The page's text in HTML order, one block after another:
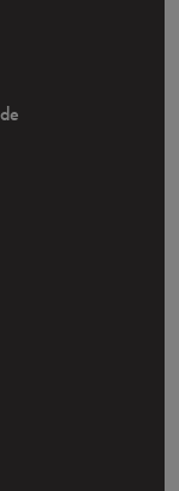
13